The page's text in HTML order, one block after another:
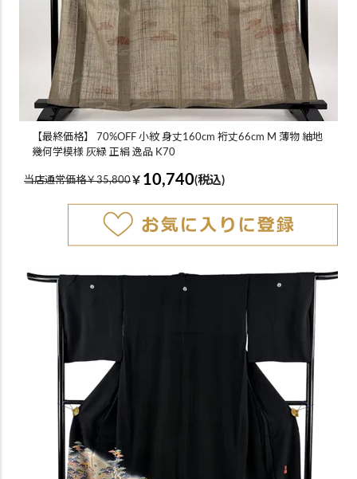
【最終価格】 70%OFF 小紋 身丈160cm 裄丈66cm M 薄物 紬地
幾何学模様 灰緑 正絹 逸品 K70
当店通常価格￥35,800￥ 10,740(税込)